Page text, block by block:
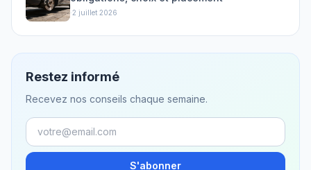
·2 juillet 2026
Restez informé
Recevez nos conseils chaque semaine.
S'abonner